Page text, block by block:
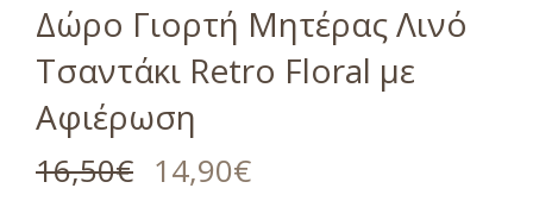
Δώρο Γιορτή Μητέρας Λινό
Τσαντάκι Retro Floral με
Αφιέρωση
16,50€ 14,90€